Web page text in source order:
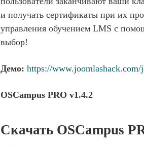
и получать сертификаты при их
управления обучением LMS с
выбор!
Демо: https://www.joomlashack.com/
OSCampus PRO v1.4.2
Скачать OSCampus